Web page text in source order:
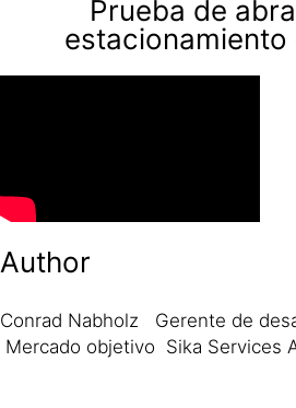
Prueba de
estacionamiento
Author
Conrad Nabholz Gerente de
Mercado objetivo Sika Services